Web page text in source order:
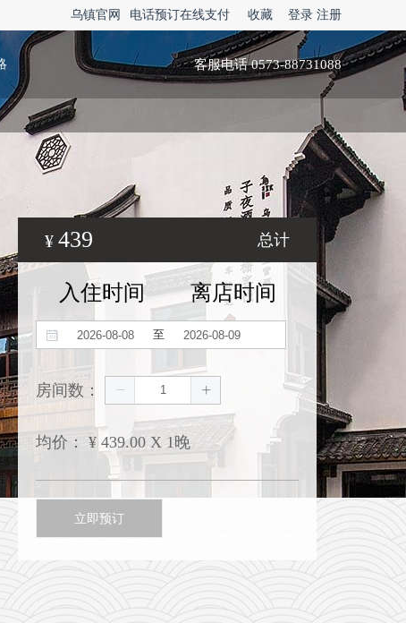
乌镇官网 电话预订在线支付 收藏 登录 注册
客服电话 0573-88731088
总计
¥ 439
入住时间 离店时间
至
房间数：
均价： ¥ 439.00 X 1晚
立即预订